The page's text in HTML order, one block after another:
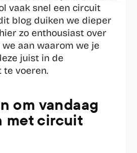
vaak snel een circuit
blog duiken we dieper
zo enthousiast over
we aan waarom we je
juist in de
voeren.
om vandaag
met circuit